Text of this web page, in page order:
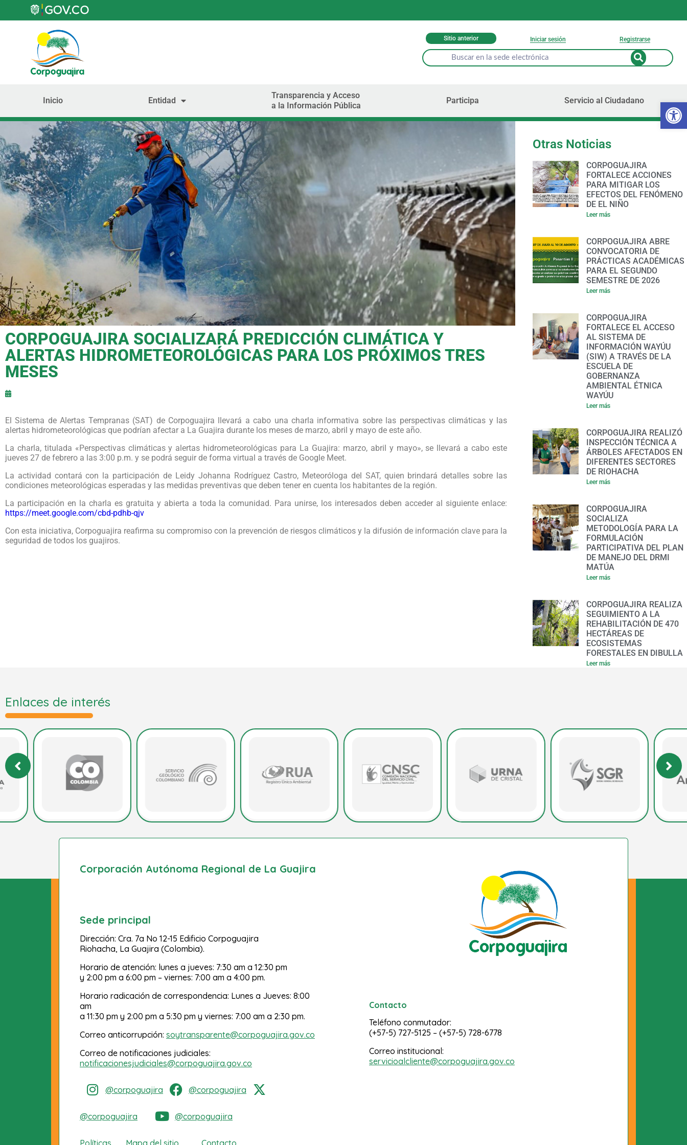
Sitio anterior Iniciar sesión Registrarse
Inicio Entidad
Transparencia y Acceso
a la Información Pública
Participa Servicio al Ciudadano
CORPOGUAJIRA SOCIALIZARÁ PREDICCIÓN CLIMÁTICA Y
ALERTAS HIDROMETEOROLÓGICAS PARA LOS PRÓXIMOS TRES
MESES
El Sistema de Alertas Tempranas (SAT) de Corpoguajira llevará a cabo una charla informativa sobre las perspectivas climáticas y las
alertas hidrometeorológicas que podrían afectar a La Guajira durante los meses de marzo, abril y mayo de este año.
La charla, titulada «Perspectivas climáticas y alertas hidrometeorológicas para La Guajira: marzo, abril y mayo», se llevará a cabo este
jueves 27 de febrero a las 3:00 p.m. y se podrá seguir de forma virtual a través de Google Meet.
La actividad contará con la participación de Leidy Johanna Rodríguez Castro, Meteoróloga del SAT, quien brindará detalles sobre las
condiciones meteorológicas esperadas y las medidas preventivas que deben tener en cuenta los habitantes de la región.
La participación en la charla es gratuita y abierta a toda la comunidad. Para unirse, los interesados deben acceder al siguiente enlace:
https://meet.google.com/cbd-pdhb-qjv
Con esta iniciativa, Corpoguajira reafirma su compromiso con la prevención de riesgos climáticos y la difusión de información clave para la
seguridad de todos los guajiros.
Otras Noticias
CORPOGUAJIRA
FORTALECE ACCIONES
PARA MITIGAR LOS
EFECTOS DEL FENÓMENO
DE EL NIÑO
Leer más
CORPOGUAJIRA ABRE
CONVOCATORIA DE
PRÁCTICAS ACADÉMICAS
PARA EL SEGUNDO
SEMESTRE DE 2026
Leer más
CORPOGUAJIRA
FORTALECE EL ACCESO
AL SISTEMA DE
INFORMACIÓN WAYÚU
(SIW) A TRAVÉS DE LA
ESCUELA DE
GOBERNANZA
AMBIENTAL ÉTNICA
WAYÚU
Leer más
CORPOGUAJIRA REALIZÓ
INSPECCIÓN TÉCNICA A
ÁRBOLES AFECTADOS EN
DIFERENTES SECTORES
DE RIOHACHA
Leer más
CORPOGUAJIRA
SOCIALIZA
METODOLOGÍA PARA LA
FORMULACIÓN
PARTICIPATIVA DEL PLAN
DE MANEJO DEL DRMI
MATÚA
Leer más
CORPOGUAJIRA REALIZA
SEGUIMIENTO A LA
REHABILITACIÓN DE 470
HECTÁREAS DE
ECOSISTEMAS
FORESTALES EN DIBULLA
Leer más
Enlaces de interés
Corporación Autónoma Regional de La Guajira
Sede principal
Dirección: Cra. 7a No 12-15 Edificio Corpoguajira
Riohacha, La Guajira (Colombia).
Horario de atención: lunes a jueves: 7:30 am a 12:30 pm
y 2:00 pm a 6:00 pm – viernes: 7:00 am a 4:00 pm.
Horario radicación de correspondencia: Lunes a Jueves: 8:00
am
a 11:30 pm y 2:00 pm a 5:30 pm y viernes: 7:00 am a 2:30 pm.
Correo anticorrupción: soytransparente@corpoguajira.gov.co
Correo de notificaciones judiciales:
notificacionesjudiciales@corpoguajira.gov.co
@corpoguajira @corpoguajira
@corpoguajira @corpoguajira
Contacto
Teléfono conmutador:
(+57-5) 727-5125 – (+57-5) 728-6778
Correo institucional:
servicioalcliente@corpoguajira.gov.co